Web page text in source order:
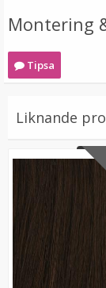
Platt tång
Montering
Tipsa
Liknande